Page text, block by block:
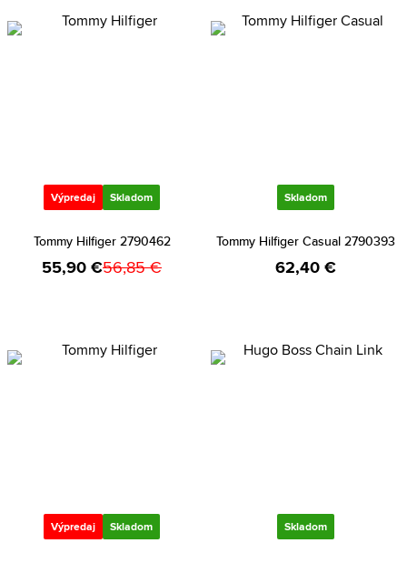
Výpredaj Skladom
Tommy Hilfiger 2790462
55,90 €56,85 €
Skladom
Tommy Hilfiger Casual 2790393
62,40 €
Výpredaj Skladom Skladom